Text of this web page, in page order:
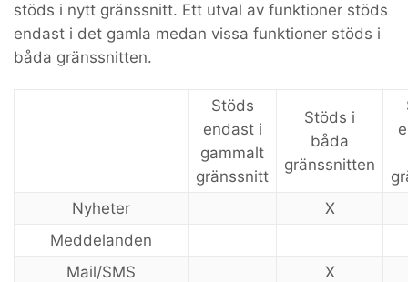
stöds i nytt gränssnitt. Ett utval av funktioner stöds
endast i det gamla medan vissa funktioner stöds i
båda gränssnitten.
Stöds
endast i
gammalt
gränssnitt
Stöds i
båda
gränssnitten
Nyheter
X
Meddelanden
Mail/SMS
X